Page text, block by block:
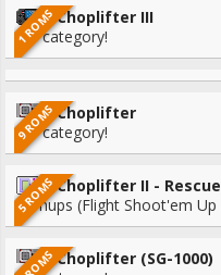
1 ROMSChoplifter III
No category!
9 ROMSChoplifter
No category!
5 ROMSChoplifter II -
Shmups (Flight Shoot'em
Choplifter (SG-1000)